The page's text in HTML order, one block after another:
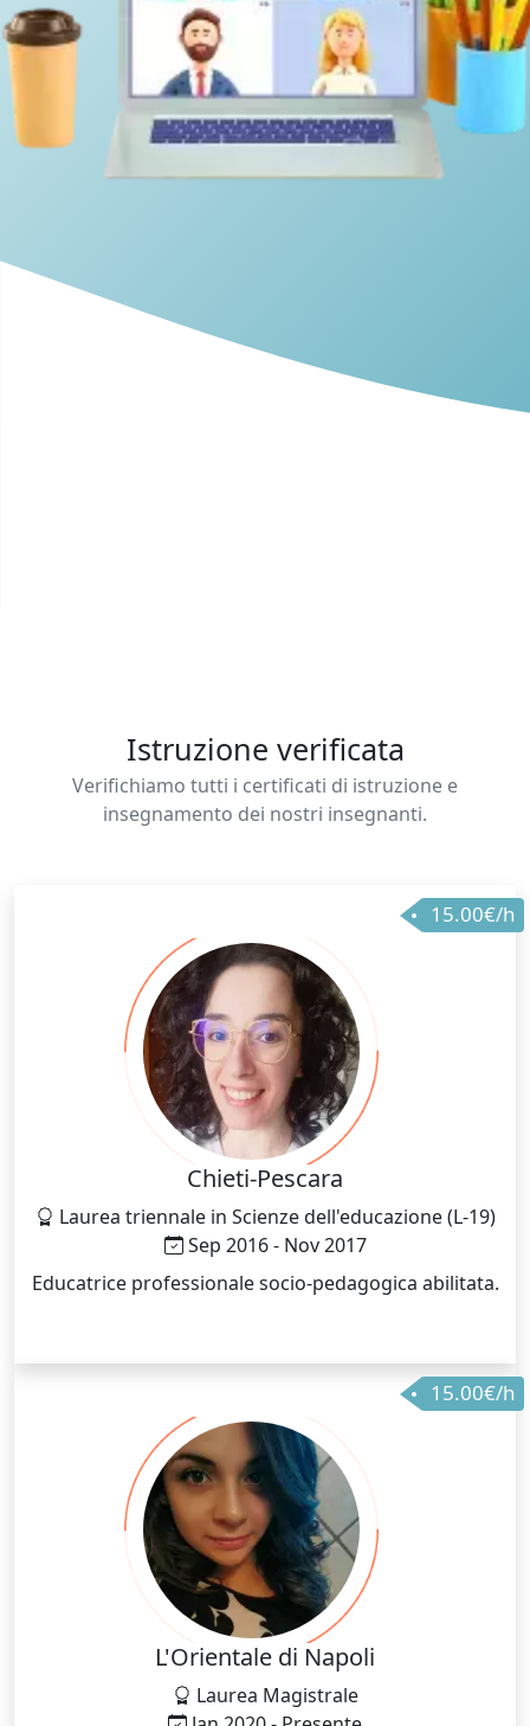
Istruzione verificata
Verifichiamo tutti i certificati di istruzione e
insegnamento dei nostri insegnanti.
15.00€/h
Chieti-Pescara
Laurea triennale in Scienze dell'educazione (L-19)
Sep 2016 - Nov 2017
Educatrice professionale socio-pedagogica abilitata.
15.00€/h
L'Orientale di Napoli
Laurea Magistrale